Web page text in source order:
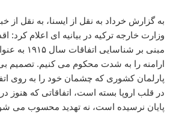
به گزارش خرداد به نقل از ایسنا، به نقل از
وزارت خارجه ترکیه در بیانیه ای اعلام کرد:
مبنی بر
ارامنه را به شدت محکوم می کنیم. تصمیم
پارلمان کشوری که چشمان خود را به روی
در قلب اروپا بسته است، اتفاقاتی که هنوز
پایان نرسیده است، نه تهدید محسوب می